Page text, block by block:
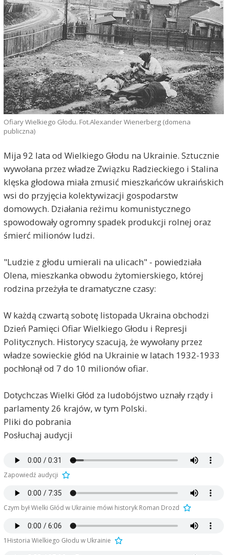
Ofiary Wielkiego Głodu. Fot.Alexander Wienerberg (domena
publiczna)
Mija 92 lata od Wielkiego Głodu na Ukrainie. Sztucznie
wywołana przez władze Związku Radzieckiego i Stalina
klęska głodowa miała zmusić mieszkańców ukraińskich
wsi do przyjęcia kolektywizacji gospodarstw
domowych. Działania reżimu komunistycznego
spowodowały ogromny spadek produkcji rolnej oraz
śmierć milionów ludzi.
"Ludzie z głodu umierali na ulicach" - powiedziała
Olena, mieszkanka obwodu żytomierskiego, której
rodzina przeżyła te dramatyczne czasy:
W każdą czwartą sobotę listopada Ukraina obchodzi
Dzień Pamięci Ofiar Wielkiego Głodu i Represji
Politycznych. Historycy szacują, że wywołany przez
władze sowieckie głód na Ukrainie w latach 1932-1933
pochłonął od 7 do 10 milionów ofiar.
Dotychczas Wielki Głód za ludobójstwo uznały rządy i
parlamenty 26 krajów, w tym Polski.
Pliki do pobrania
Posłuchaj audycji
Zapowiedź audycji
Czym był Wielki Głód w Ukrainie mówi historyk Roman Drozd
1Historia Wielkiego Głodu w Ukrainie